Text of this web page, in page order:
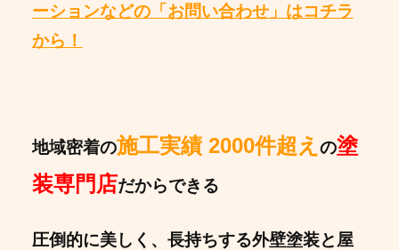
ーションなどの「お問い合わせ」はコチラ
から！
地域密着の施工実績 2000件超え の塗
装専門店だからできる
圧倒的に美しく、長持ちする外壁塗装と屋